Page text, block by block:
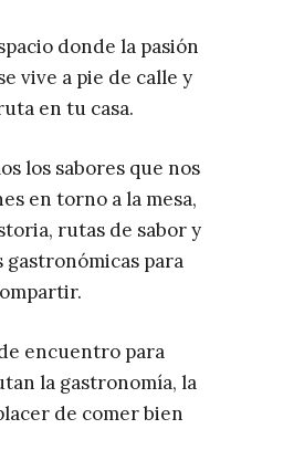
donde la pasión
vive a pie de calle y
en tu casa.
los sabores que nos
en torno a la mesa,
rutas de sabor y
gastronómicas para
encuentro para
la gastronomía, la
de comer bien